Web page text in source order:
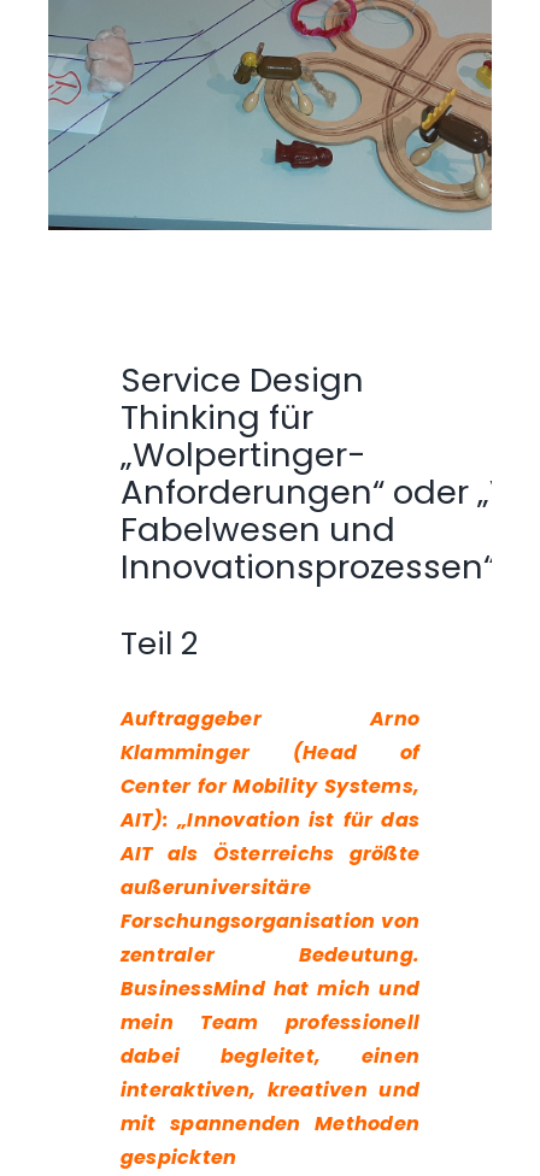
Service Design
Thinking für
„Wolpertinger-
Anforderungen“ oder
Fabelwesen und
Innovationsprozessen“
Teil 2
Auftraggeber Arno
Klamminger (Head of
Center for Mobility Systems,
AIT): „Innovation ist für das
AIT als Österreichs größte
außeruniversitäre
Forschungsorganisation von
zentraler Bedeutung.
BusinessMind hat mich und
mein Team professionell
dabei begleitet, einen
interaktiven, kreativen und
mit spannenden Methoden
gespickten